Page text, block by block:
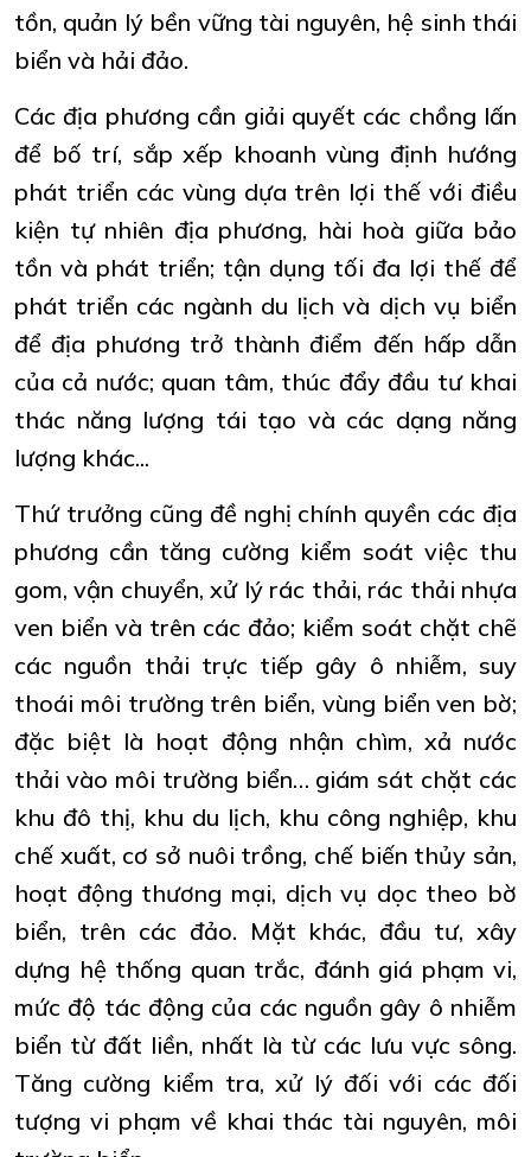
tồn, quản lý bền vững tài nguyên, hệ sinh thái
biển và hải đảo.
Các địa phương cần giải quyết các chồng lấn
để bố trí, sắp xếp khoanh vùng định hướng
phát triển các vùng dựa trên lợi thế với điều
kiện tự nhiên địa phương, hài hoà giữa bảo
tồn và phát triển; tận dụng tối đa lợi thế để
phát triển các ngành du lịch và dịch vụ biển
để địa phương trở thành điểm đến hấp dẫn
của cả nước; quan tâm, thúc đẩy đầu tư khai
thác năng lượng tái tạo và các dạng năng
lượng khác...
Thứ trưởng cũng đề nghị chính quyền các địa
phương cần tăng cường kiểm soát việc thu
gom, vận chuyển, xử lý rác thải, rác thải nhựa
ven biển và trên các đảo; kiểm soát chặt chẽ
các nguồn thải trực tiếp gây ô nhiễm, suy
thoái môi trường trên biển, vùng biển ven bờ;
đặc biệt là hoạt động nhận chìm, xả nước
thải vào môi trường biển… giám sát chặt các
khu đô thị, khu du lịch, khu công nghiệp, khu
chế xuất, cơ sở nuôi trồng, chế biến thủy sản,
hoạt động thương mại, dịch vụ dọc theo bờ
biển, trên các đảo. Mặt khác, đầu tư, xây
dựng hệ thống quan trắc, đánh giá phạm vi,
mức độ tác động của các nguồn gây ô nhiễm
biển từ đất liền, nhất là từ các lưu vực sông.
Tăng cường kiểm tra, xử lý đối với các đối
tượng vi phạm về khai thác tài nguyên, môi